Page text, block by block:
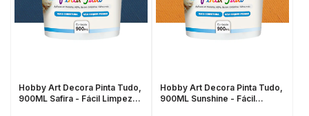
Hobby Art Decora Pinta Tudo,
900ML Safira - Fácil Limpeza,
Hobby Art Decora Pinta Tudo,
900ML Sunshine - Fácil